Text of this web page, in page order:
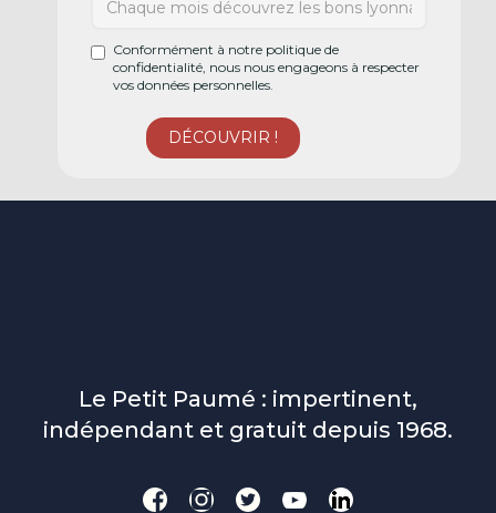
Conformément à notre politique de
confidentialité, nous nous engageons à respecter
vos données personnelles.
Le Petit Paumé : impertinent,
indépendant et gratuit depuis 1968.